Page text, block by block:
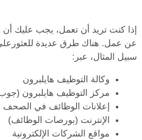
إذا كنت تريد أن تعمل، يجب عليك
عن عمل. هناك طرق عديدة
سبيل المثال، عبر:
وكالة التوظيف هايلبرون
مركز التوظيف هايلبرون
إعلانات الوظائف في الصحف
الإنترنت (بورصات الوظائف)
مواقع الشركات الإلكترونية